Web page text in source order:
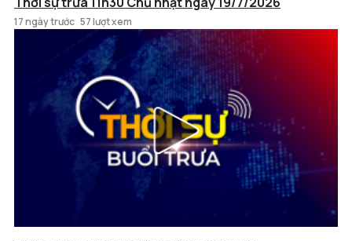
17 ngày trước 57 lượt xem